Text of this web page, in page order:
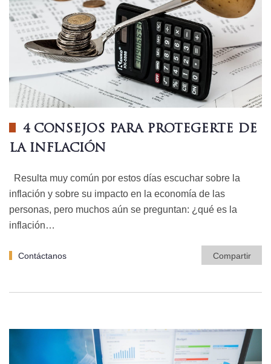
4 CONSEJOS PARA PROTEGERTE DE
LA INFLACIÓN
Resulta muy común por estos días escuchar sobre la
inflación y sobre su impacto en la economía de las
personas, pero muchos aún se preguntan: ¿qué es la
inflación…
Contáctanos Compartir